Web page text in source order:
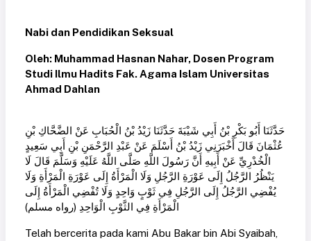
Nabi dan Pendidikan Seksual
Oleh: Muhammad Hasnan Nahar, Dosen Program
Studi Ilmu Hadits Fak. Agama Islam Universitas
Ahmad Dahlan
حَدَّثَنَا أَبُو بَكْرِ بْنُ أَبِي شَيْبَةَ حَدَّثَنَا زَيْدُ بْنُ الْحُبَابِ عَنْ الضَّحَّاكِ بْنِ
عُثْمَانَ قَالَ أَخْبَرَنِي زَيْدُ بْنُ أَسْلَمَ عَنْ عَبْدِ الرَّحْمَنِ بْنِ أَبِي سَعِيدٍ
الْخُدْرِيِّ عَنْ أَبِيهِ أَنَّ رَسُولَ اللَّهِ صَلَّى اللَّهُ عَلَيْهِ وَسَلَّمَ قَالَ لَا
يَنْظُرُ الرَّجُلُ إِلَى عَوْرَةِ الرَّجُلِ وَلَا الْمَرْأَةُ إِلَى عَوْرَةِ الْمَرْأَةِ وَلَا
يُفْضِي الرَّجُلُ إِلَى الرَّجُلِ فِي ثَوْبٍ وَاحِدٍ وَلَا تُفْضِي الْمَرْأَةُ إِلَى
الْمَرْأَةِ فِي الثَّوْبِ الْوَاحِدِ (رواه مسلم)
Telah bercerita pada kami Abu Bakar bin Abi Syaibah,